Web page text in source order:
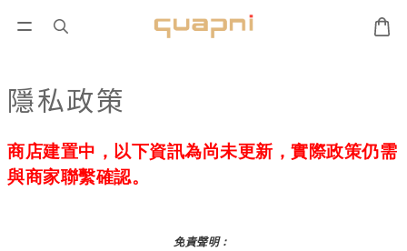
隱私政策
商店建置中，以下資訊為尚未更新，實際政策仍需
與商家聯繫確認。
免責聲明：